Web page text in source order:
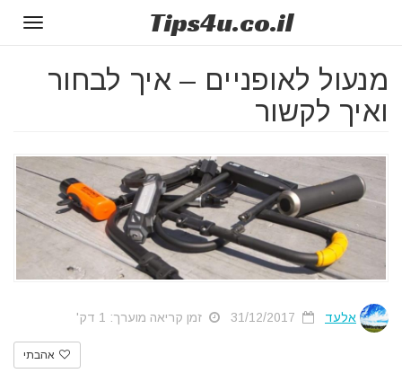
Tips4u.co.il
מנעול לאופניים – איך לבחור
ואיך לקשור
אלעד זמן קריאה מוערך: 1 דק'
אהבתי